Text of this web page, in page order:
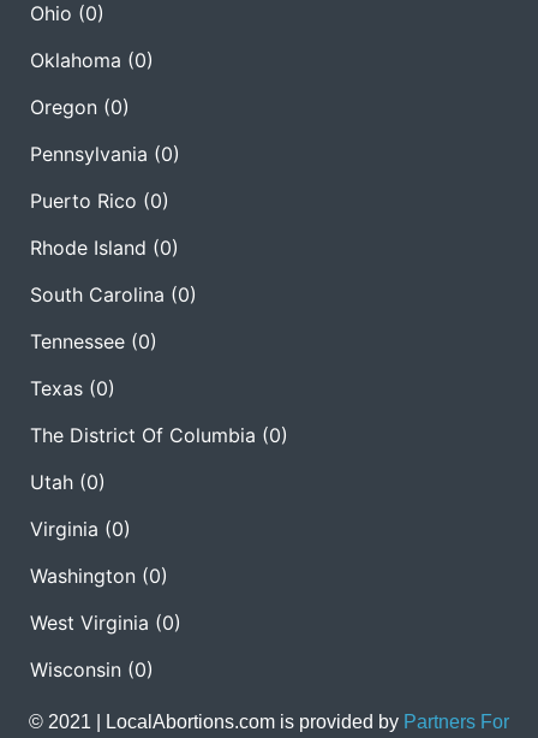
Ohio (0)
Oklahoma (0)
Oregon (0)
Pennsylvania (0)
Puerto Rico (0)
Rhode Island (0)
South Carolina (0)
Tennessee (0)
Texas (0)
The District Of Columbia (0)
Utah (0)
Virginia (0)
Washington (0)
West Virginia (0)
Wisconsin (0)
© 2021 | LocalAbortions.com is provided by Partners For